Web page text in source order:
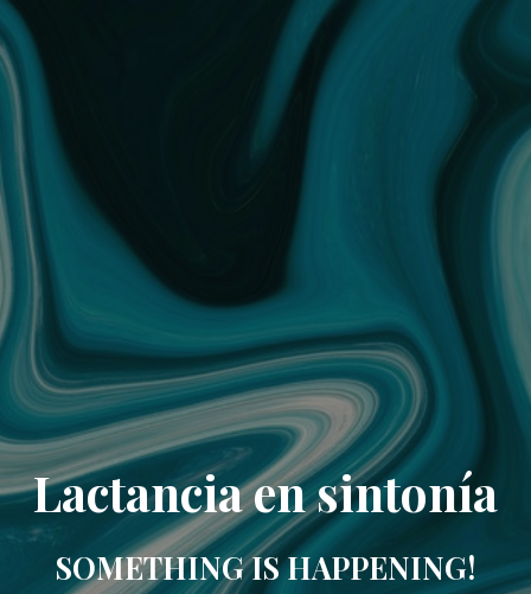
Lactancia en sintonía
SOMETHING IS HAPPENING!